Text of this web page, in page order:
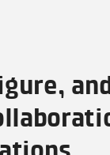
Heimann